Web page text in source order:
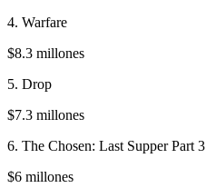
4. Warfare
$8.3 millones
5. Drop
$7.3 millones
6. The Chosen: Last Supper Part 3
$6 millones